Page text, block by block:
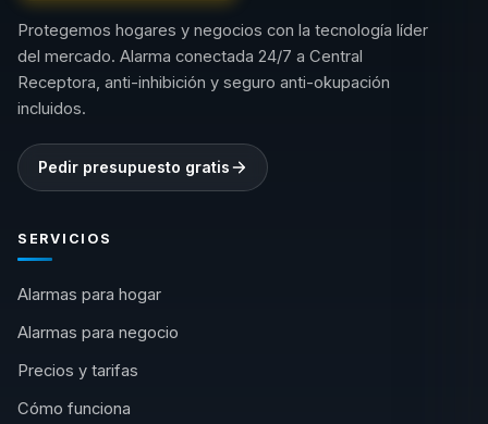
Protegemos hogares y negocios con la tecnología líder
del mercado. Alarma conectada 24/7 a Central
Receptora, anti-inhibición y seguro anti-okupación
incluidos.
Pedir presupuesto gratis
SERVICIOS
Alarmas para hogar
Alarmas para negocio
Precios y tarifas
Cómo funciona